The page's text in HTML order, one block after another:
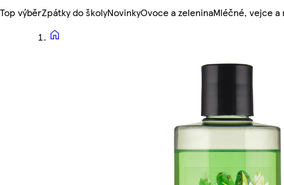
Top výběrZpátky do školyNovinkyOvoce a zeleninaMléčné, vejce a